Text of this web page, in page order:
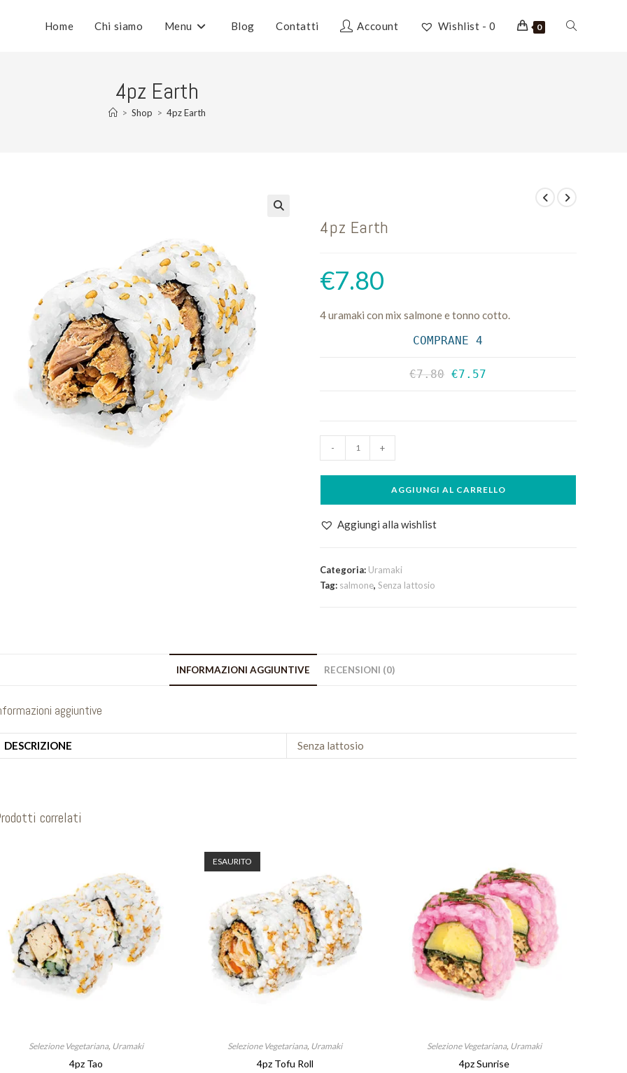
Home Chi siamo Menu Blog Contatti Account Wishlist - 0 0 Attiva/
4pz Earth
> Shop > 4pz Earth
4pz Earth
€7.80
4 uramaki con mix salmone e tonno cotto.
COMPRANE 4
€7.80 €7.57
Earth
quantità
- +
AGGIUNGI AL CARRELLO
Aggiungi alla wishlist
Categoria: Uramaki
Tag: salmone,Senza lattosio
INFORMAZIONI AGGIUNTIVE RECENSIONI (0)
aggiuntive
DESCRIZIONE Senza lattosio
correlati
Selezione Vegetariana, Uramaki
4pz Tao
ESAURITO
Selezione Vegetariana, Uramaki
4pz Tofu Roll
Selezione Vegetariana, Uramaki
4pz Sunrise